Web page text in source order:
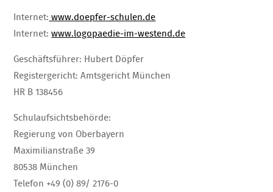
Internet: www.doepfer-schulen.de
Internet:www.logopaedie-im-westend.de
Geschäftsführer: Hubert Döpfer
Registergericht: Amtsgericht München
HR B 138456
Schulaufsichtsbehörde:
Regierung von Oberbayern
Maximilianstraße 39
80538 München
Telefon +49 (0) 89/ 2176-0